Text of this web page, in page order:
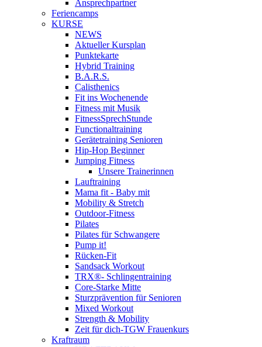
Ansprechpartner
Feriencamps
KURSE
NEWS
Aktueller Kursplan
Punktekarte
Hybrid Training
B.A.R.S.
Calisthenics
Fit ins Wochenende
Fitness mit Musik
FitnessSprechStunde
Functionaltraining
Gerätetraining Senioren
Hip-Hop Beginner
Jumping Fitness
Unsere Trainerinnen
Lauftraining
Mama fit - Baby mit
Mobility & Stretch
Outdoor-Fitness
Pilates
Pilates für Schwangere
Pump it!
Rücken-Fit
Sandsack Workout
TRX®- Schlingentraining
Core-Starke Mitte
Sturzprävention für Senioren
Mixed Workout
Strength & Mobility
Zeit für dich-TGW Frauenkurs
Kraftraum